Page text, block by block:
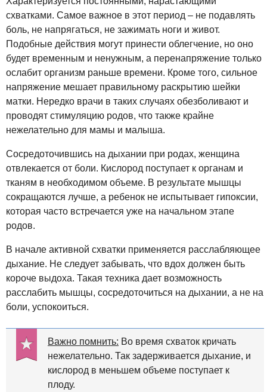
схватками. Самое важное в этот период – не подавлять
боль, не напрягаться, не зажимать ноги и живот.
Подобные действия могут принести облегчение, но оно
будет временным и ненужным, а перенапряжение только
ослабит организм раньше времени. Кроме того, сильное
напряжение мешает правильному раскрытию шейки
матки. Нередко врачи в таких случаях обезболивают и
проводят стимуляцию родов, что также крайне
нежелательно для мамы и малыша.
Сосредоточившись на дыхании при родах, женщина
отвлекается от боли. Кислород поступает к органам и
тканям в необходимом объеме. В результате мышцы
сокращаются лучше, а ребенок не испытывает гипоксии,
которая часто встречается уже на начальном этапе
родов.
В начале активной схватки применяется расслабляющее
дыхание. Не следует забывать, что вдох должен быть
короче выдоха. Такая техника дает возможность
расслабить мышцы, сосредоточиться на дыхании, а не на
боли, успокоиться.
Важно помнить: Во время схваток кричать
нежелательно. Так задерживается дыхание, и
кислород в меньшем объеме поступает к
плоду.